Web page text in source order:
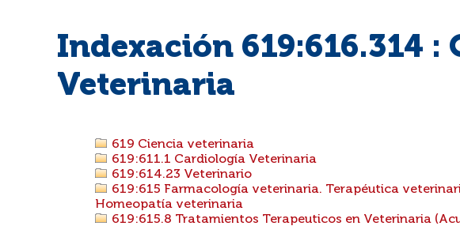
Indexación 619:616.314
Veterinaria
619 Ciencia veterinaria
619:611.1 Cardiología Veterinaria
619:614.23 Veterinario
619:615 Farmacología veterinaria. Terapéutica
Homeopatía veterinaria
619:615.8 Tratamientos Terapeuticos en Veterinaria